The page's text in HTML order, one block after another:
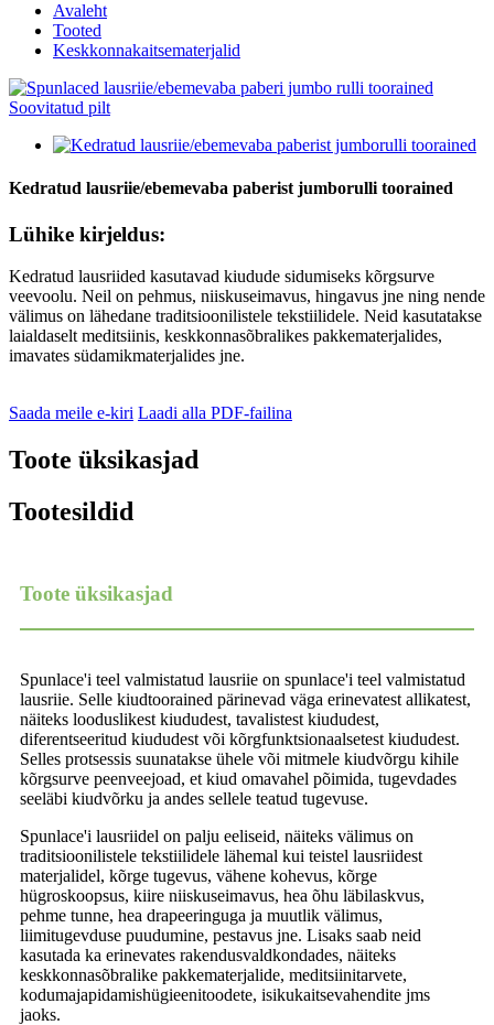
Avaleht
Tooted
Keskkonnakaitsematerjalid
Kedratud lausriie/ebemevaba paberist jumborulli toorained
Lühike kirjeldus:
Kedratud lausriided kasutavad kiudude sidumiseks kõrgsurve
veevoolu. Neil on pehmus, niiskuseimavus, hingavus jne ning nende
välimus on lähedane traditsioonilistele tekstiilidele. Neid kasutatakse
laialdaselt meditsiinis, keskkonnasõbralikes pakkematerjalides,
imavates südamikmaterjalides jne.
Saada meile e-kiri Laadi alla PDF-failina
Toote üksikasjad
Tootesildid
Toote üksikasjad
Spunlace'i teel valmistatud lausriie on spunlace'i teel valmistatud
lausriie. Selle kiudtoorained pärinevad väga erinevatest allikatest,
näiteks looduslikest kiududest, tavalistest kiududest,
diferentseeritud kiududest või kõrgfunktsionaalsetest kiududest.
Selles protsessis suunatakse ühele või mitmele kiudvõrgu kihile
kõrgsurve peenveejoad, et kiud omavahel põimida, tugevdades
seeläbi kiudvõrku ja andes sellele teatud tugevuse.
Spunlace'i lausriidel on palju eeliseid, näiteks välimus on
traditsioonilistele tekstiilidele lähemal kui teistel lausriidest
materjalidel, kõrge tugevus, vähene kohevus, kõrge
hügroskoopsus, kiire niiskuseimavus, hea õhu läbilaskvus,
pehme tunne, hea drapeeringuga ja muutlik välimus,
liimitugevduse puudumine, pestavus jne. Lisaks saab neid
kasutada ka erinevates rakendusvaldkondades, näiteks
keskkonnasõbralike pakkematerjalide, meditsiinitarvete,
kodumajapidamishügieenitoodete, isikukaitsevahendite jms
jaoks.